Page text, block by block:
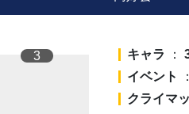
3 キャラ ：
イベント
：
クライマ